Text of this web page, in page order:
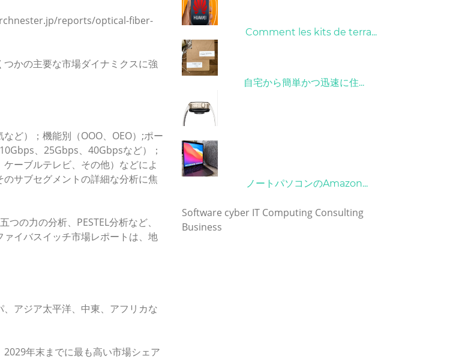
reports/optical-fiber-
かの主要な市場ダイナミクスに強
ど）；機能別（OOO、OEO）;ポー
、25Gbps、40Gbpsなど）；
ーブルテレビ、その他）などによ
サブセグメントの詳細な分析に焦
の力の分析、PESTEL分析など、
イバスイッチ市場レポートは、地
アジア太平洋、中東、アフリカな
年末までに最も高い市場シェア
Comment les kits de terra...
自宅から簡単かつ迅速に住...
ノートパソコンのAmazon...
Software cyber IT Computing Consulting
Business